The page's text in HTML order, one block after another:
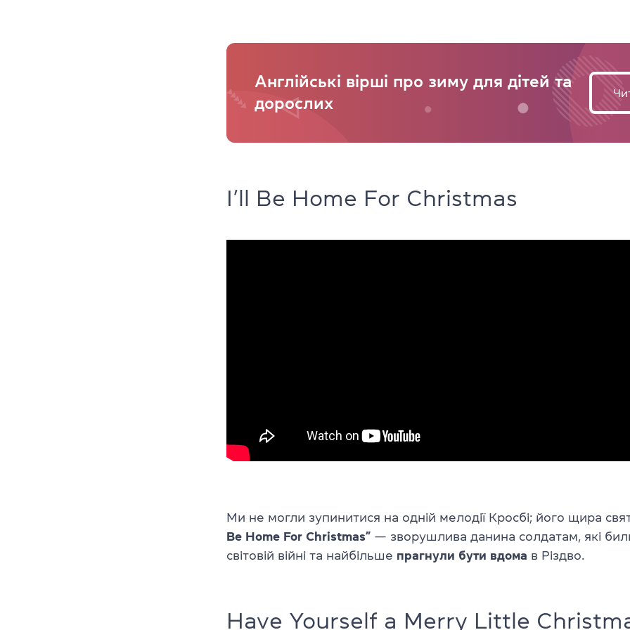
Англійські вірші про зиму для дітей та
дорослих
I’ll Be Home For Christmas
Ми не могли зупинитися на одній мелодії Кросбі; його щира
Be Home For Christmas” — зворушлива данина солдатам, які
світовій війні та найбільше прагнули бути вдома в Різдво.
Have Yourself a Merry Little